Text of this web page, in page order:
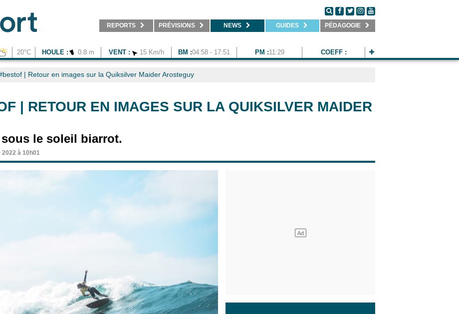
REPORTS PRÉVISIONS NEWS GUIDES PÉDAGOGIE
20°C HOULE : 0.8 m VENT : 15 Km/h BM :04:58 - 17:51 PM :11:29 COEFF :
| Retour en images sur la Quiksilver Maider Arosteguy
| RETOUR EN IMAGES SUR LA QUIKSILVER MAIDER
le soleil biarrot.
à 10h01